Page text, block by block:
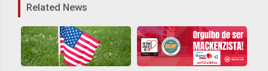
Related News